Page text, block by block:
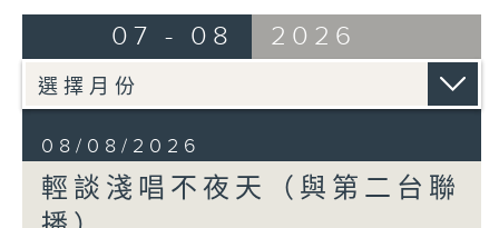
07 - 08 2026
08/08/2026
輕談淺唱不夜天（與第二台聯